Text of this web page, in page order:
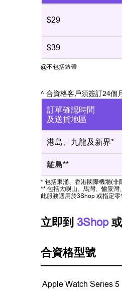
$29
$39
@不包括錶帶
^ 合資格客戶須簽訂24個
訂單確認時間
及送貨地區
港島、九龍及新界*
離島**
* 包括東涌、香港國際機場(非
** 包括大嶼山、馬灣、愉景
此服務適用於3Shop 或指定
立即到 3Shop
合資格型號
Apple Watch Series 5